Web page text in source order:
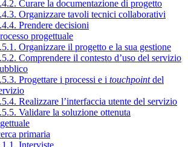
Curare la documentazione di progetto
Organizzare tavoli tecnici collaborativi
Prendere decisioni
progettuale
Organizzare il progetto e la sua gestione
Comprendere il contesto d’uso del servizio
Progettare i processi e i touchpointdel
Realizzare l’interfaccia utente del servizio
Validare la soluzione ottenuta
primaria
Interviste